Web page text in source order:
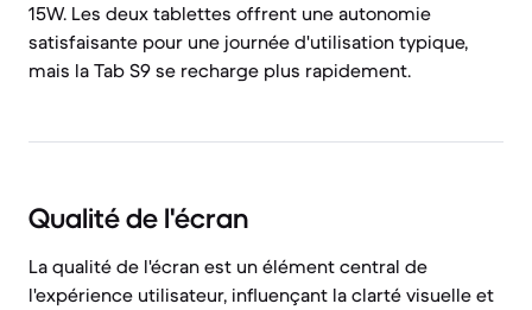
15W. Les deux tablettes offrent une autonomie
satisfaisante pour une journée d'utilisation typique,
mais la Tab S9 se recharge plus rapidement.
Qualité de l'écran
La qualité de l'écran est un élément central de
l'expérience utilisateur, influençant la clarté visuelle et